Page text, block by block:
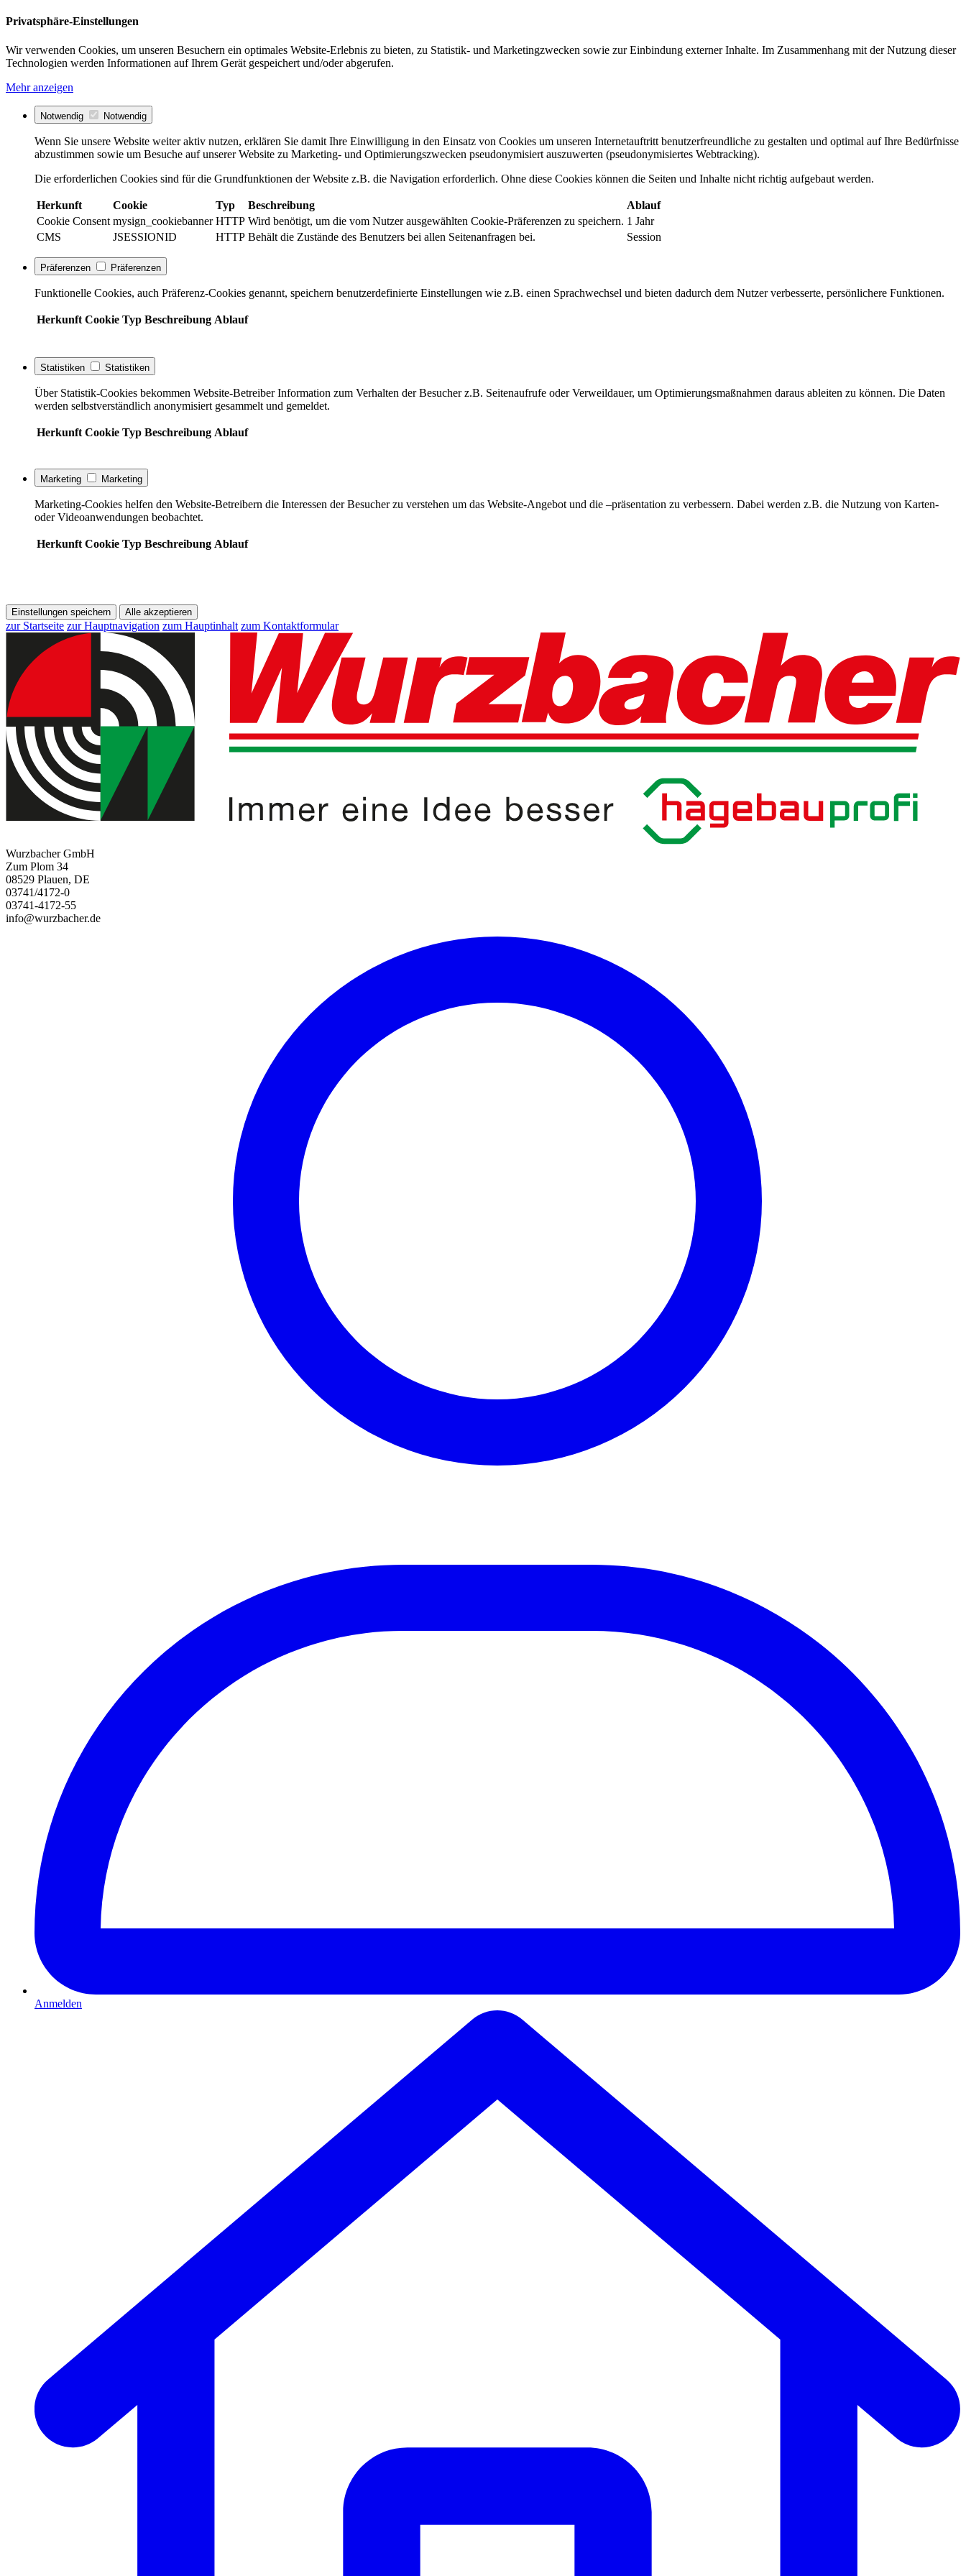
Privatsphäre-Einstellungen
Wir verwenden Cookies, um unseren Besuchern ein optimales Website-Erlebnis zu bieten, zu Statistik- und Marketingzwecken sowie zur Einbindung externer Inhalte. Im Zusammenhang mit der Nutzung dieser
Technologien werden Informationen auf Ihrem Gerät gespeichert und/oder abgerufen.
Mehr anzeigen
Notwendig Notwendig
Wenn Sie unsere Website weiter aktiv nutzen, erklären Sie damit Ihre Einwilligung in den Einsatz von Cookies um unseren Internetauftritt benutzerfreundliche zu gestalten und optimal auf Ihre Bedürfnisse
abzustimmen sowie um Besuche auf unserer Website zu Marketing- und Optimierungszwecken pseudonymisiert auszuwerten (pseudonymisiertes Webtracking).
Die erforderlichen Cookies sind für die Grundfunktionen der Website z.B. die Navigation erforderlich. Ohne diese Cookies können die Seiten und Inhalte nicht richtig aufgebaut werden.
Herkunft Cookie Typ Beschreibung
Ablauf
Cookie Consent mysign_cookiebanner HTTP Wird benötigt, um die vom Nutzer ausgewählten Cookie-Präferenzen zu speichern. 1 Jahr
CMS
JSESSIONID HTTP Behält die Zustände des Benutzers bei allen Seitenanfragen bei. Session
Präferenzen Präferenzen
Funktionelle Cookies, auch Präferenz-Cookies genannt, speichern benutzerdefinierte Einstellungen wie z.B. einen Sprachwechsel und bieten dadurch dem Nutzer verbesserte, persönlichere Funktionen.
Herkunft Cookie Typ Beschreibung Ablauf
Statistiken Statistiken
Über Statistik-Cookies bekommen Website-Betreiber Information zum Verhalten der Besucher z.B. Seitenaufrufe oder Verweildauer, um Optimierungsmaßnahmen daraus ableiten zu können. Die Daten
werden selbstverständlich anonymisiert gesammelt und gemeldet.
Herkunft Cookie Typ Beschreibung Ablauf
Marketing Marketing
Marketing-Cookies helfen den Website-Betreibern die Interessen der Besucher zu verstehen um das Website-Angebot und die –präsentation zu verbessern. Dabei werden z.B. die Nutzung von Karten-
oder Videoanwendungen beobachtet.
Herkunft Cookie Typ Beschreibung Ablauf
Einstellungen speichern Alle akzeptieren
zur Startseite zur Hauptnavigation zum Hauptinhalt zum Kontaktformular
Wurzbacher GmbH
Zum Plom 34
08529 Plauen, DE
03741/4172-0
03741-4172-55
info@wurzbacher.de
Anmelden